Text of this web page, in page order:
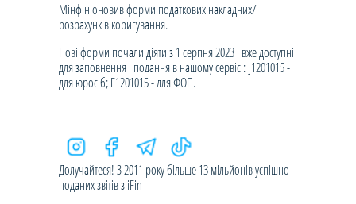
Мінфін оновив форми податкових накладних/
розрахунків коригування.
Нові форми почали діяти з 1 серпня 2023 і вже доступні
для заповнення і подання в нашому сервісі: J1201015 -
для юросіб; F1201015 - для ФОП.
Долучайтеся! З 2011 року більше 13 мільйонів успішно
поданих звітів з iFin